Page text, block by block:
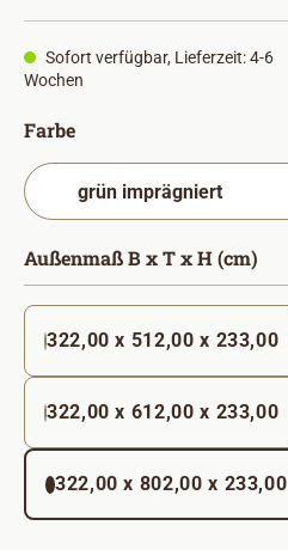
Sofort verfügbar, Lieferzeit: 4-6
Wochen
Farbeauswählen
Außenmaß B x T x H (cm)
322,00 x 512,00 x 233,00
322,00 x 612,00 x 233,00
322,00 x 802,00 x 233,00